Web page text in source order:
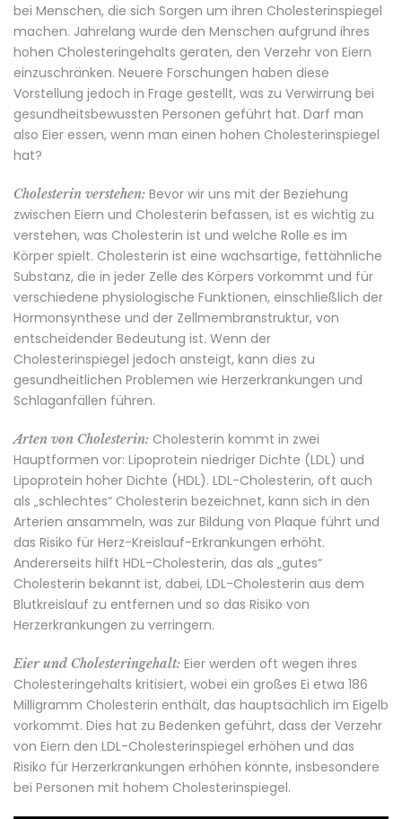
bei Menschen, die sich Sorgen um ihren Cholesterinspiegel
machen. Jahrelang wurde den Menschen aufgrund ihres
hohen Cholesteringehalts geraten, den Verzehr von Eiern
einzuschränken. Neuere Forschungen haben diese
Vorstellung jedoch in Frage gestellt, was zu Verwirrung bei
gesundheitsbewussten Personen geführt hat. Darf man
also Eier essen, wenn man einen hohen Cholesterinspiegel
hat?
Cholesterin verstehen: Bevor wir uns mit der Beziehung
zwischen Eiern und Cholesterin befassen, ist es wichtig zu
verstehen, was Cholesterin ist und welche Rolle es im
Körper spielt. Cholesterin ist eine wachsartige, fettähnliche
Substanz, die in jeder Zelle des Körpers vorkommt und für
verschiedene physiologische Funktionen, einschließlich der
Hormonsynthese und der Zellmembranstruktur, von
entscheidender Bedeutung ist. Wenn der
Cholesterinspiegel jedoch ansteigt, kann dies zu
gesundheitlichen Problemen wie Herzerkrankungen und
Schlaganfällen führen.
Arten von Cholesterin: Cholesterin kommt in zwei
Hauptformen vor: Lipoprotein niedriger Dichte (LDL) und
Lipoprotein hoher Dichte (HDL). LDL-Cholesterin, oft auch
als „schlechtes“ Cholesterin bezeichnet, kann sich in den
Arterien ansammeln, was zur Bildung von Plaque führt und
das Risiko für Herz-Kreislauf-Erkrankungen erhöht.
Andererseits hilft HDL-Cholesterin, das als „gutes“
Cholesterin bekannt ist, dabei, LDL-Cholesterin aus dem
Blutkreislauf zu entfernen und so das Risiko von
Herzerkrankungen zu verringern.
Eier und Cholesteringehalt: Eier werden oft wegen ihres
Cholesteringehalts kritisiert, wobei ein großes Ei etwa 186
Milligramm Cholesterin enthält, das hauptsächlich im Eigelb
vorkommt. Dies hat zu Bedenken geführt, dass der Verzehr
von Eiern den LDL-Cholesterinspiegel erhöhen und das
Risiko für Herzerkrankungen erhöhen könnte, insbesondere
bei Personen mit hohem Cholesterinspiegel.